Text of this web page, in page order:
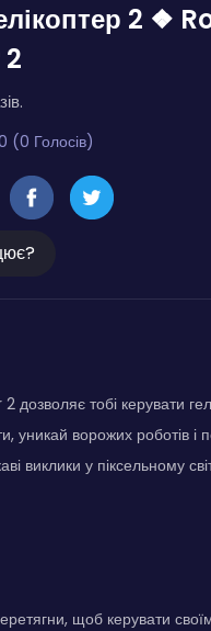
2 ❖
(0 Голосів)
тобі керувати
уникай ворожих роботів і
виклики у піксельному
щоб керувати